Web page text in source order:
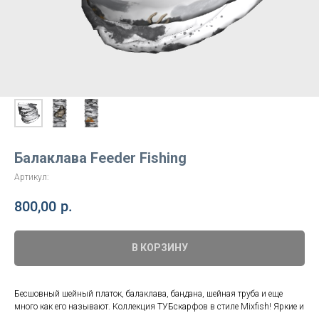
Балаклава Feeder Fishing
Артикул:
800,00 р.
В КОРЗИНУ
Бесшовный шейный платок, балаклава, бандана, шейная труба и еще
много как его называют. Коллекция ТУБскарфов в стиле Mixfish! Яркие и